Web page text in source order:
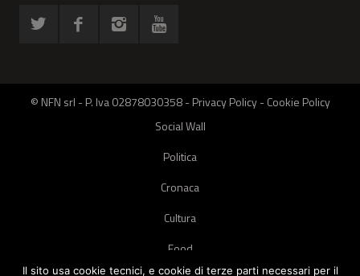
© NFN srl - P. Iva 02878030358 -Privacy Policy-Cookie Policy
Social Wall
Politica
Cronaca
Cultura
Food
Il sito usa cookie tecnici, e cookie di terze parti necessari per il